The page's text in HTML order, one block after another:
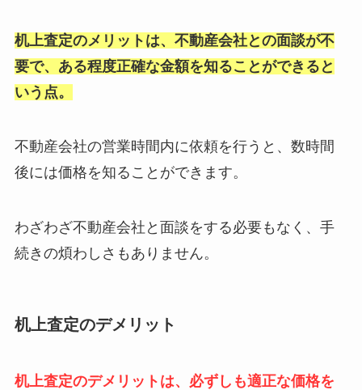
机上査定のメリットは、不動産会社との面談が不
要で、ある程度正確な金額を知ることができると
いう点。
不動産会社の営業時間内に依頼を行うと、数時間
後には価格を知ることができます。
わざわざ不動産会社と面談をする必要もなく、手
続きの煩わしさもありません。
机上査定のデメリット
机上査定のデメリットは、必ずしも適正な価格を